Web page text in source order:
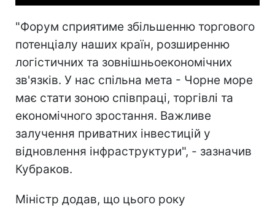
"Форум сприятиме збільшенню торгового
потенціалу наших країн, розширенню
логістичних та зовнішньоекономічних
зв'язків. У нас спільна мета - Чорне море
має стати зоною співпраці, торгівлі та
економічного зростання. Важливе
залучення приватних інвестицій у
відновлення інфраструктури", - зазначив
Кубраков.
Міністр додав, що цього року